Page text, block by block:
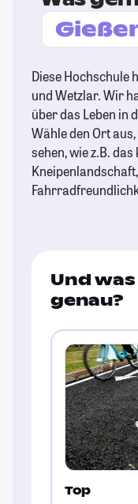
Diese Hochschule
und Wetzlar. Wir
über das Leben in
Wähle den Ort
sehen, wie z.B.
Und
genau?
Top